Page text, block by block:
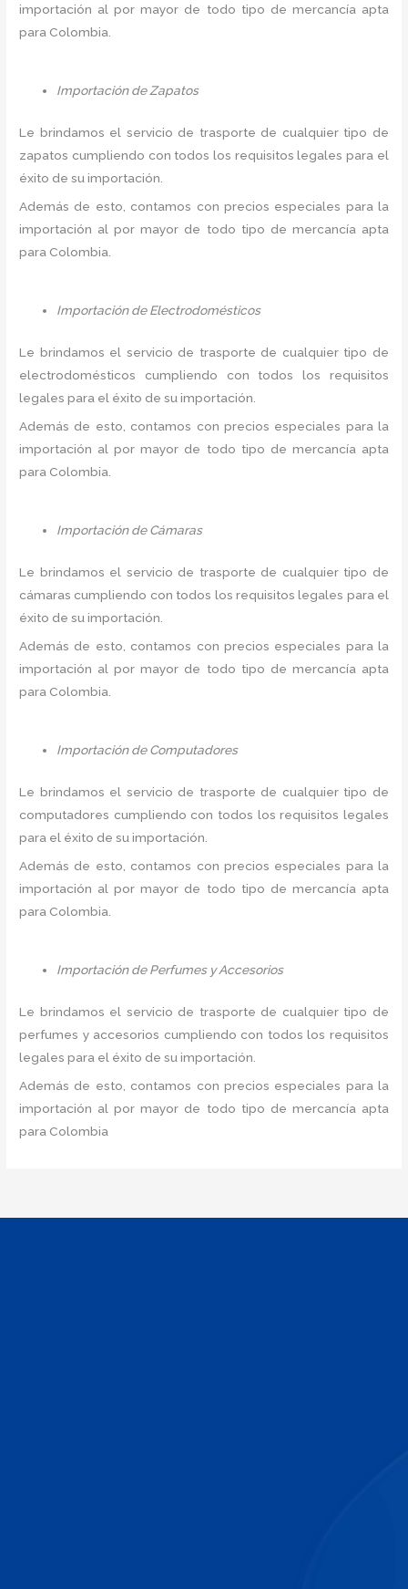
importación al por mayor de todo tipo de mercancía apta
para Colombia.
Importación de Zapatos
Le brindamos el servicio de trasporte de cualquier tipo de
zapatos cumpliendo con todos los requisitos legales para el
éxito de su importación.
Además de esto, contamos con precios especiales para la
importación al por mayor de todo tipo de mercancía apta
para Colombia.
Importación de Electrodomésticos
Le brindamos el servicio de trasporte de cualquier tipo de
electrodomésticos cumpliendo con todos los requisitos
legales para el éxito de su importación.
Además de esto, contamos con precios especiales para la
importación al por mayor de todo tipo de mercancía apta
para Colombia.
Importación de Cámaras
Le brindamos el servicio de trasporte de cualquier tipo de
cámaras cumpliendo con todos los requisitos legales para el
éxito de su importación.
Además de esto, contamos con precios especiales para la
importación al por mayor de todo tipo de mercancía apta
para Colombia.
Importación de Computadores
Le brindamos el servicio de trasporte de cualquier tipo de
computadores cumpliendo con todos los requisitos legales
para el éxito de su importación.
Además de esto, contamos con precios especiales para la
importación al por mayor de todo tipo de mercancía apta
para Colombia.
Importación de Perfumes y Accesorios
Le brindamos el servicio de trasporte de cualquier tipo de
perfumes y accesorios cumpliendo con todos los requisitos
legales para el éxito de su importación.
Además de esto, contamos con precios especiales para la
importación al por mayor de todo tipo de mercancía apta
para Colombia